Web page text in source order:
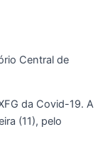
Central de
da Covid-19. A
(11), pelo